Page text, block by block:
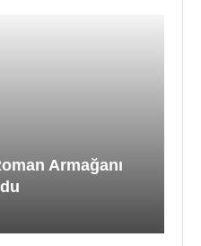
Armağanı